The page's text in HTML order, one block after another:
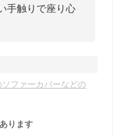
手触りで座り心
ファーカバーなどの
ります